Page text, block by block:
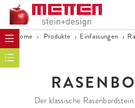
Home › Produkte › Einfassungen ›
Der klassische